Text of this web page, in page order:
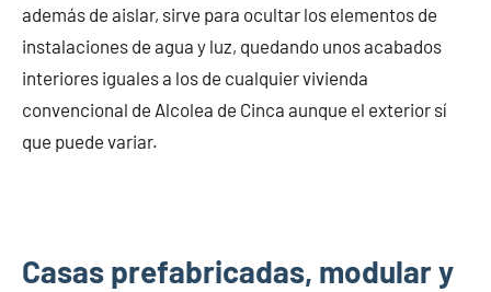
además de aislar, sirve para ocultar los elementos de
instalaciones de agua y luz, quedando unos acabados
interiores iguales a los de cualquier vivienda
convencional de Alcolea de Cinca aunque el exterior sí
que puede variar.
Casas prefabricadas, modular y